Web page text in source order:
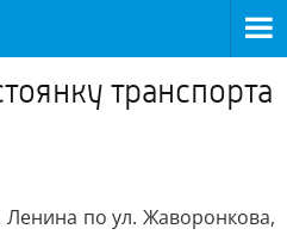
транспорта
Ленина по ул. Жаворонкова,